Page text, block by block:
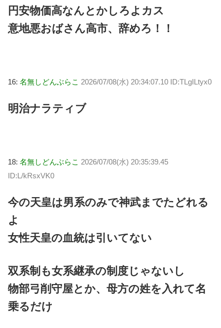
円安物価高なんとかしろよカス
意地悪おばさん高市、辞めろ！！
16: 名無しどんぶらこ 2026/07/08(水) 20:34:07.10 ID:TLgILtyx0
明治ナラティブ
18: 名無しどんぶらこ 2026/07/08(水) 20:35:39.45
ID:L/kRsxVK0
今の天皇は男系のみで神武までたどれる
よ
女性天皇の血統は引いてない
双系制も女系継承の制度じゃないし
物部弓削守屋とか、母方の姓を入れて名
乗るだけ